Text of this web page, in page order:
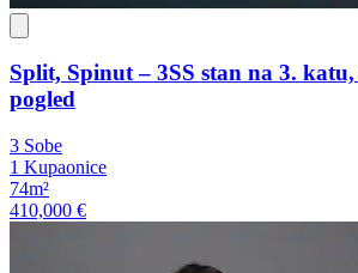
Split, Spinut – 3SS stan na 3.
pogled
3 Sobe
1 Kupaonice
74m²
410,000 €